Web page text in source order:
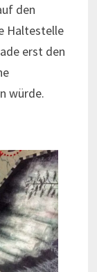
den
Haltestelle
erst den
würde.